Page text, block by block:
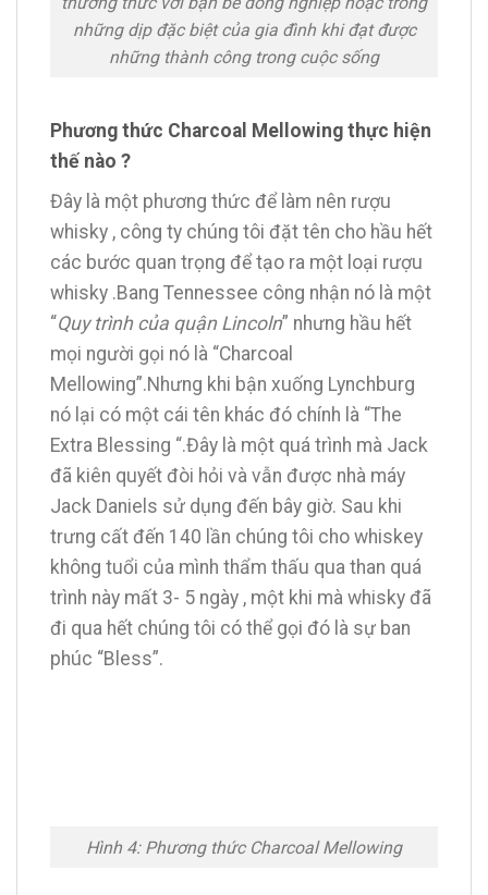
những dịp đặc biệt của gia đình khi đạt được
những thành công trong cuộc sống
Phương thức Charcoal Mellowing thực hiện
thế nào ?
Đây là một phương thức để làm nên rượu
whisky , công ty chúng tôi đặt tên cho hầu hết
các bước quan trọng để tạo ra một loại rượu
whisky .Bang Tennessee công nhận nó là một
“Quy trình của quận Lincoln” nhưng hầu hết
mọi người gọi nó là “Charcoal
Mellowing”.Nhưng khi bận xuống Lynchburg
nó lại có một cái tên khác đó chính là “The
Extra Blessing “.Đây là một quá trình mà Jack
đã kiên quyết đòi hỏi và vẫn được nhà máy
Jack Daniels sử dụng đến bây giờ. Sau khi
trưng cất đến 140 lần chúng tôi cho whiskey
không tuổi của mình thẩm thấu qua than quá
trình này mất 3- 5 ngày , một khi mà whisky đã
đi qua hết chúng tôi có thể gọi đó là sự ban
phúc “Bless”.
Hình 4: Phương thức Charcoal Mellowing